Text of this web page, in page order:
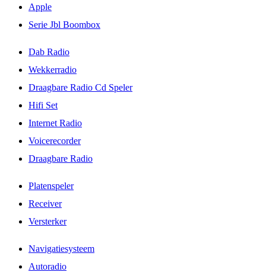
Apple
Serie Jbl Boombox
Dab Radio
Wekkerradio
Draagbare Radio Cd Speler
Hifi Set
Internet Radio
Voicerecorder
Draagbare Radio
Platenspeler
Receiver
Versterker
Navigatiesysteem
Autoradio